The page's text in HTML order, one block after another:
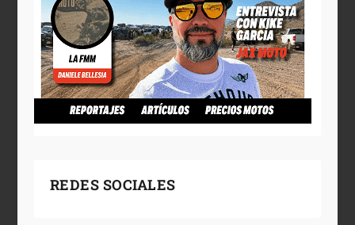
REDES SOCIALES